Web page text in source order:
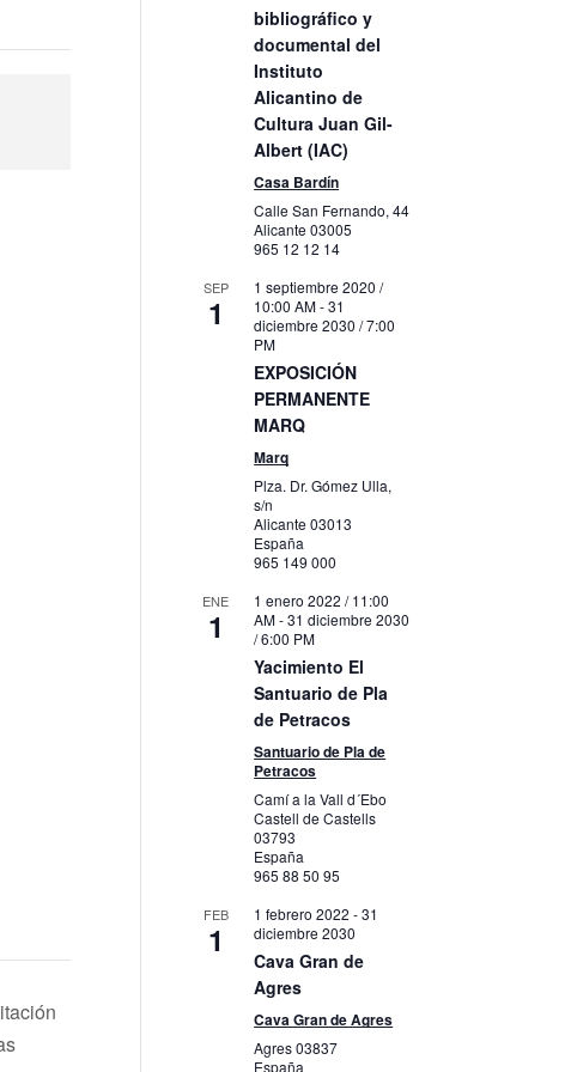
bibliográfico y
documental del
Instituto
Alicantino de
Cultura Juan Gil-
Albert (IAC)
Casa Bardín
Calle San Fernando, 44
Alicante03005
965 12 12 14
SEP
1
1 septiembre 2020 /
10:00 AM-31
diciembre 2030 / 7:00
PM
EXPOSICIÓN
PERMANENTE
MARQ
Marq
Plza. Dr. Gómez Ulla,
s/n
Alicante03013
España
965 149 000
ENE
1
1 enero 2022 / 11:00
AM-31 diciembre 2030
/ 6:00 PM
Yacimiento El
Santuario de Pla
de Petracos
Santuario de Pla de
Petracos
Camí a la Vall d´Ebo
Castell de Castells
03793
España
965 88 50 95
FEB
1
1 febrero 2022 -31
diciembre 2030
Cava Gran de
Agres
Cava Gran de Agres
Agres03837
España